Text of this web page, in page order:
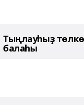
Тыңлауһыҙ төлкө
балаһы